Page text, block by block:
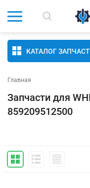
КАТАЛОГ
Главная
Запчасти для
859209512500